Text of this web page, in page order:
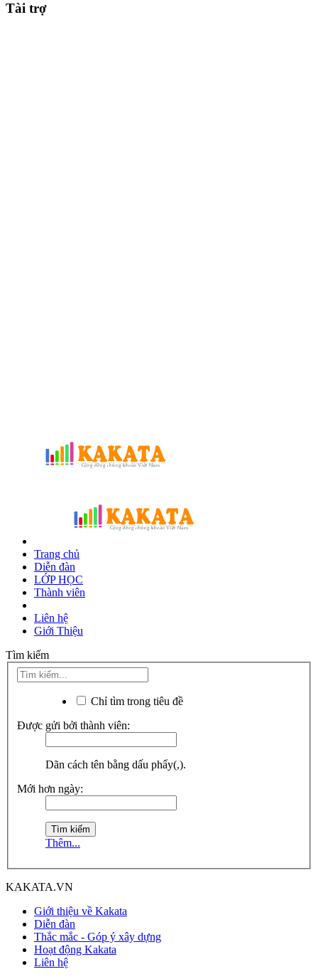
Tài trợ
Trang chủ
Diễn đàn
LỚP HỌC
Thành viên
Liên hệ
Giới Thiệu
Tìm kiếm
Chỉ tìm trong tiêu đề
Được gửi bởi thành viên:
Dãn cách tên bằng dấu phẩy(,).
Mới hơn ngày:
Thêm...
KAKATA.VN
Giới thiệu về Kakata
Diễn đàn
Thắc mắc - Góp ý xây dựng
Hoạt động Kakata
Liên hệ